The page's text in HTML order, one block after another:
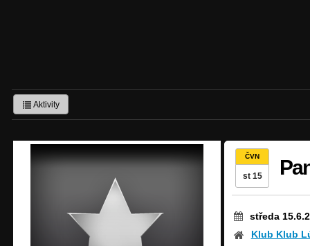
Aktivity
ČVN
st 15
středa
Klub Klub